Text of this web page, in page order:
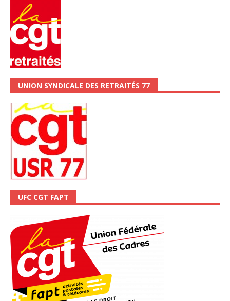
UNION SYNDICALE DES RETRAITÉS 77
UFC CGT FAPT